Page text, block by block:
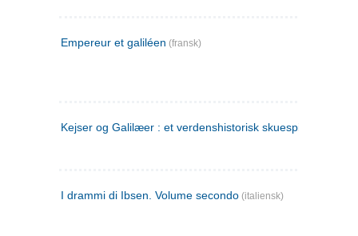
Empereur et galiléen (fransk)
Kejser og Galilæer : et verdenshistorisk skuespil
I drammi di Ibsen. Volume secondo (italiensk)